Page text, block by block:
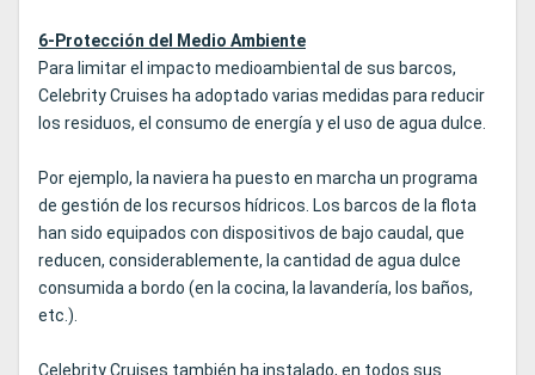
6-Protección del Medio Ambiente
Para limitar el impacto medioambiental de sus barcos,
Celebrity Cruises ha adoptado varias medidas para reducir
los residuos, el consumo de energía y el uso de agua dulce.
Por ejemplo, la naviera ha puesto en marcha un programa
de gestión de los recursos hídricos. Los barcos de la flota
han sido equipados con dispositivos de bajo caudal, que
reducen, considerablemente, la cantidad de agua dulce
consumida a bordo (en la cocina, la lavandería, los baños,
etc.).
Celebrity Cruises también ha instalado, en todos sus